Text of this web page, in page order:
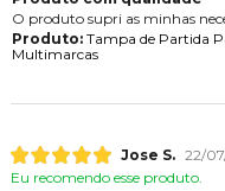
O produto supri as minhas
Produto:Tampa de Partida
Multimarcas
Jose S. 22/
Eu recomendo esse produto.